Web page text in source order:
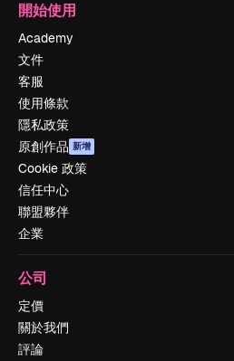
開始使用
Academy
文件
客服
使用條款
隱私政策
原創作品 新增
Cookie 政策
信任中心
聯盟夥伴
企業
公司
定價
關於我們
評論